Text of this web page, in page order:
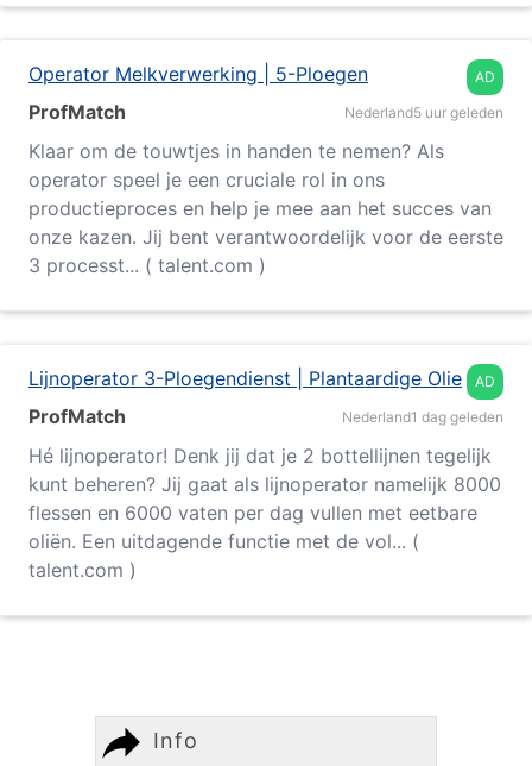
AD
Operator Melkverwerking | 5-Ploegen
ProfMatch
Nederland5 uur geleden
Klaar om de touwtjes in handen te nemen? Als
operator speel je een cruciale rol in ons
productieproces en help je mee aan het succes van
onze kazen. Jij bent verantwoordelijk voor de eerste
3 processt... ( talent.com )
AD
Lijnoperator 3-Ploegendienst | Plantaardige Olie
ProfMatch
Nederland1 dag geleden
Hé lijnoperator! Denk jij dat je 2 bottellijnen tegelijk
kunt beheren? Jij gaat als lijnoperator namelijk 8000
flessen en 6000 vaten per dag vullen met eetbare
oliën. Een uitdagende functie met de vol... (
talent.com )
Info